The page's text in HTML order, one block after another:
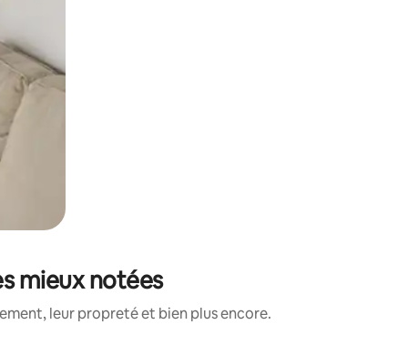
mieux notées
leur propreté et bien plus encore.